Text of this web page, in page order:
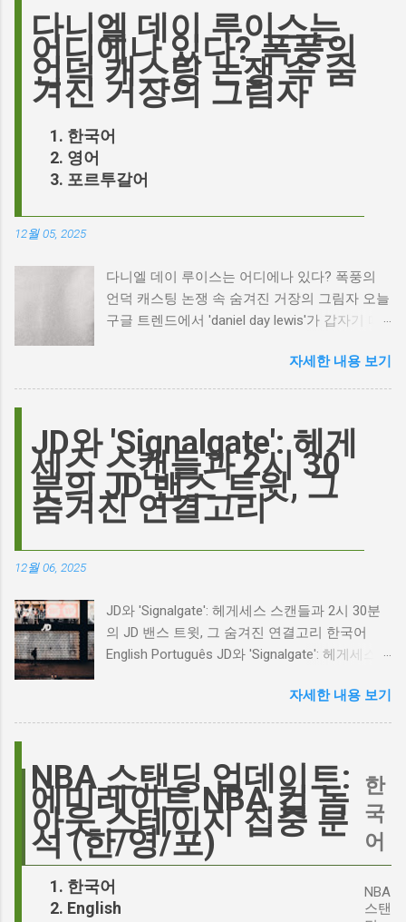
다니엘 데이 루이스는
어디에나 있다? 폭풍의
언덕 캐스팅 논쟁 속 숨
겨진 거장의 그림자
한국어
영어
포르투갈어
12월 05, 2025
다니엘 데이 루이스는 어디에나 있다? 폭풍의
언덕 캐스팅 논쟁 속 숨겨진 거장의 그림자 오늘
구글 트렌드에서 'daniel day lewis'가 갑자기 떠
이름이 왜 다시 사람들의 입에 오르내리는 걸까
요? 표면적으로는 마고 로비가 제작하고 주연을
이 그 시작입니다. 하지만 그 이면에는 '연기'라
는 예술에 대한 깊은 갈망과, 완벽주의를 향한
끊임없는 열망이 숨겨져 있습니다. Photo by
Plufow Le Studio on Unsplash 폭풍의 언덕, 그
리고 캐스팅 논쟁의 불씨 최근 몇 주 동안 영화
하는 동시에 우려를 표했습니다. 일부에서는 엘
로디의 이미지가 원작 속 히스클리프와는 다소
거리가 있다는 의견을 제시하며 캐스팅에 대한
한 비판에 대해 "기다려 보세요. 믿으세요. 분명
의 이미지가 원작과 부합하는지 여부를 넘어, 우
리가 '히스클리프'라는 인물에게 기대하는 바가
무엇인지, 그리고 배우가 그 기대를 어떻게 충족
시킬 수 있는지에 대한 근본적인 질문을 던집니
다. 다니엘 데이 루이스, '진정성'의 대명사 이 지
점에서 다니엘 데이 루이스의 이름이 등장하는
것은 결코 우연이 아닙니다. 그는 '메소드 연
자세한 내용 보기
JD와 'Signalgate': 헤게
세스 스캔들과 2시 30
분의 JD 밴스 트윗, 그
숨겨진 연결고리
12월 06, 2025
JD와 'Signalgate': 헤게세스 스캔들과 2시 30분
의 JD 밴스 트윗, 그 숨겨진 연결고리 한국어
English Português JD와 'Signalgate': 헤게세스
연결고리 오늘의 구글 트렌드 인기 검색어 'jd'는
단순히 두 글자의 약자가 아닙니다. 최근 미국
'Signalgate' 스캔들과 깊숙이 연결되어 있습니
다. 폭스뉴스 진행자 피트 헤게세스(Pete
Hegseth)를 중심으로 벌어진 이 스캔들은 예상
치 못한 인물, JD 밴스(JD Vance)의 이름까지 소
환하며 파장을 일으키고 있습니다. 왜 'jd'가 갑자
들이 어떻게 얽혀있는 것일까요? 최대100%세일
오늘의 특가 'Signalgate' 스캔들: 피트 헤게세스
자세한 내용 보기
NBA 스탠딩 업데이트:
에미레이트 NBA 컵 녹
아웃 스테이지 집중 분
석 (한/영/포)
한국어
English
한
국
어
NBA
스탠